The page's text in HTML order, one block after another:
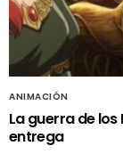
ANIMACIÓN
La guerra de
entrega